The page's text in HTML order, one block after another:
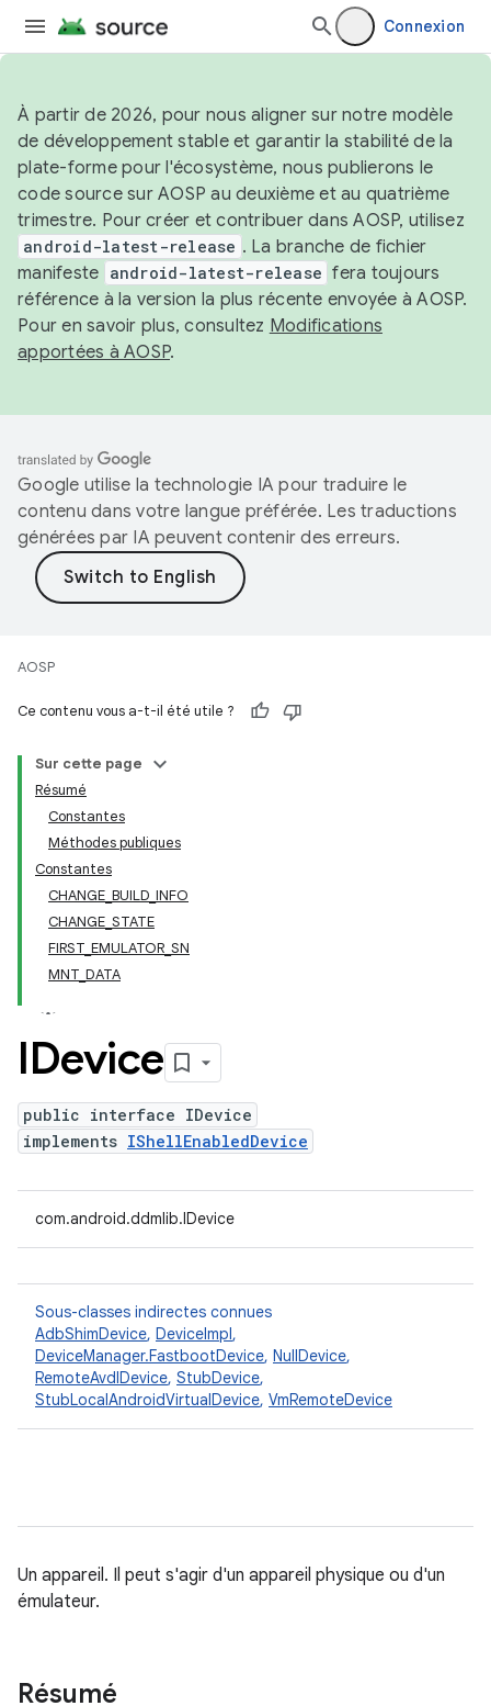
Connexion
À partir de 2026, pour nous aligner sur notre modèle
de développement stable et garantir la stabilité de la
plate-forme pour l'écosystème, nous publierons le
code source sur AOSP au deuxième et au quatrième
trimestre. Pour créer et contribuer dans AOSP, utilisez
android-latest-release . La branche de fichier
manifeste android-latest-release fera toujours
référence à la version la plus récente envoyée à AOSP.
Pour en savoir plus, consultez Modifications
apportées à AOSP.
Google utilise la technologie IA pour traduire le
contenu dans votre langue préférée. Les traductions
générées par IA peuvent contenir des erreurs.
AOSP
Ce contenu vous a-t-il été utile ?
Sur cette page
Résumé
Constantes
Méthodes publiques
Constantes
CHANGE_BUILD_INFO
CHANGE_STATE
FIRST_EMULATOR_SN
MNT_DATA
IDevice
public interface IDevice
implements IShellEnabledDevice
com.android.ddmlib.IDevice
Sous-classes indirectes connues
AdbShimDevice, DeviceImpl,
DeviceManager.FastbootDevice, NullDevice,
RemoteAvdIDevice, StubDevice,
StubLocalAndroidVirtualDevice, VmRemoteDevice
Un appareil. Il peut s'agir d'un appareil physique ou d'un
émulateur.
Résumé